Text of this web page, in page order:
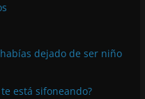
dejado de ser niño
está sifoneando?